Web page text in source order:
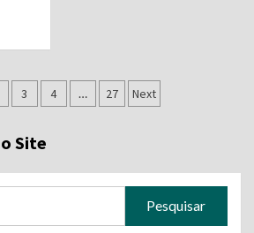
3 4 … 27 Next
Site